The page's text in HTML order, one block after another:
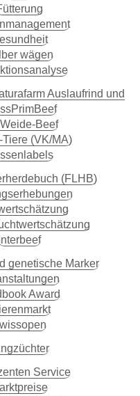
wägen
Auslaufrind und
Beef
Tiere (VK/MA)
(FLHB)
genetische Marker
Award
Service